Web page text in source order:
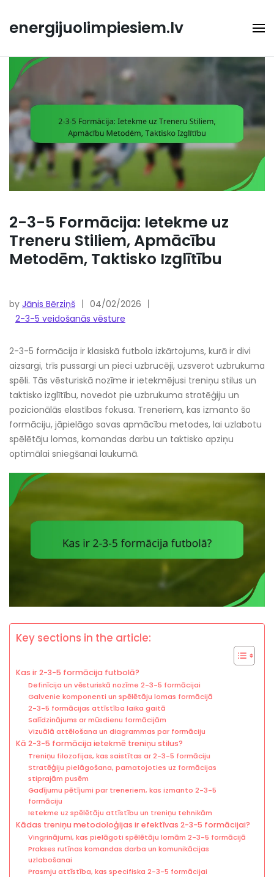
content
energijuolimpiesiem.lv
2-3-5 Formācija: Ietekme uz
Treneru Stiliem, Apmācību
Metodēm, Taktisko Izglītību
by Jānis Bērziņš
04/02/2026
2-3-5 veidošanās vēsture
2-3-5 formācija ir klasiskā futbola izkārtojums, kurā ir divi
aizsargi, trīs pussargi un pieci uzbrucēji, uzsverot uzbrukuma
spēli. Tās vēsturiskā nozīme ir ietekmējusi treniņu stilus un
taktisko izglītību, novedot pie uzbrukuma stratēģiju un
pozicionālās elastības fokusa. Treneriem, kas izmanto šo
formāciju, jāpielāgo savas apmācību metodes, lai uzlabotu
spēlētāju lomas, komandas darbu un taktisko apziņu
optimālai sniegšanai laukumā.
Key sections in the article:
Kas ir 2-3-5 formācija futbolā?
Definīcija un vēsturiskā nozīme 2-3-5 formācijai
Galvenie komponenti un spēlētāju lomas formācijā
2-3-5 formācijas attīstība laika gaitā
Salīdzinājums ar mūsdienu formācijām
Vizuālā attēlošana un diagrammas par formāciju
Kā 2-3-5 formācija ietekmē treniņu stilus?
Treniņu filozofijas, kas saistītas ar 2-3-5 formāciju
Stratēģiju pielāgošana, pamatojoties uz formācijas
stiprajām pusēm
Gadījumu pētījumi par treneriem, kas izmanto 2-3-5
formāciju
Ietekme uz spēlētāju attīstību un treniņu tehnikām
Kādas treniņu metodoloģijas ir efektīvas 2-3-5 formācijai?
Vingrinājumi, kas pielāgoti spēlētāju lomām 2-3-5 formācijā
Prakses rutīnas komandas darba un komunikācijas
uzlabošanai
Prasmju attīstība, kas specifiska 2-3-5 formācijai